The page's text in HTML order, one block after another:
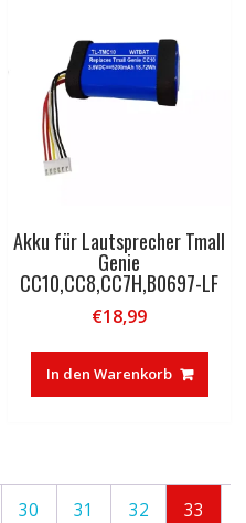
Akku für Lautsprecher Tmall
Genie
CC10,CC8,CC7H,B0697-LF
€18,99
In den Warenkorb
30 31 32 33